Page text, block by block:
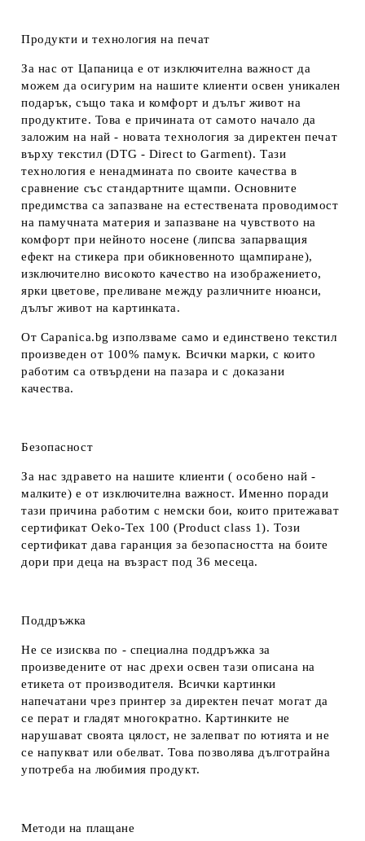
Продукти и технология на печат
За нас от Цапаница е от изключителна важност да
можем да осигурим на нашите клиенти освен уникален
подарък, също така и комфорт и дълъг живот на
продуктите. Това е причината от самото начало да
заложим на най - новата технология за директен печат
върху текстил (DTG - Direct to Garment). Тази
технология е ненадмината по своите качества в
сравнение със стандартните щампи. Основните
предимства са запазване на естествената проводимост
на памучната материя и запазване на чувството на
комфорт при нейното носене (липсва запарващия
ефект на стикера при обикновенното щампиране),
изключително високото качество на изображението,
ярки цветове, преливане между различните нюанси,
дълъг живот на картинката.
От Capanica.bg използваме само и единствено текстил
произведен от 100% памук. Всички марки, с които
работим са отвърдени на пазара и с доказани
качества.
Безопасност
За нас здравето на нашите клиенти ( особено най -
малките) е от изключителна важност. Именно поради
тази причина работим с немски бои, които притежават
сертификат Oeko-Tex 100 (Product class 1). Този
сертификат дава гаранция за безопасността на боите
дори при деца на възраст под 36 месеца.
Поддръжка
Не се изисква по - специална поддръжка за
произведените от нас дрехи освен тази описана на
етикета от производителя. Всички картинки
напечатани чрез принтер за директен печат могат да
се перат и гладят многократно. Картинките не
нарушават своята цялост, не залепват по ютията и не
се напукват или обелват. Това позволява дълготрайна
употреба на любимия продукт.
Методи на плащане